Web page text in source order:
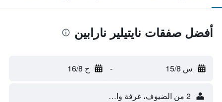
أفضل صفقات نايتيلير نارابين
س 15/8 - ح 16/8
2 من الضيوف، غرفة واحدة